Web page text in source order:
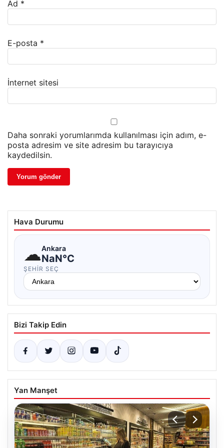
Ad *
E-posta *
İnternet sitesi
Daha sonraki yorumlarımda kullanılması için adım, e-
posta adresim ve site adresim bu tarayıcıya
kaydedilsin.
Hava Durumu
☁Ankara
NaN°C
ŞEHIR SEÇ
Bizi Takip Edin
Yan Manşet